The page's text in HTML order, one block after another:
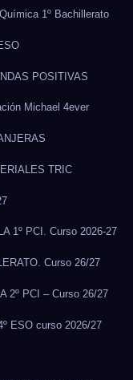
1º Bachillerato
POSITIVAS
Michael 4ever
TRIC
1º PCI. Curso 2026-27
Curso 26/27
2º PCI – Curso 26/27
ESO curso 2026/27